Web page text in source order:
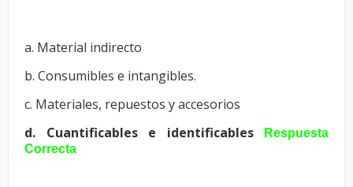
a. Material indirecto
b. Consumibles e intangibles.
c. Materiales, repuestos y accesorios
d. Cuantificables e identificables
Respuesta
Correcta